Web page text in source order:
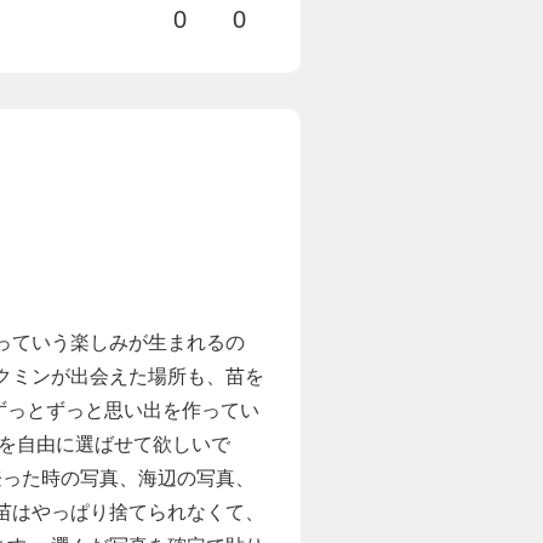
0 0
ていう楽しみが生まれるの
ミンが出会えた場所も、苗を
とずっと思い出を作ってい
自由に選ばせて欲しいで
た時の写真、海辺の写真、
やっぱり捨てられなくて、